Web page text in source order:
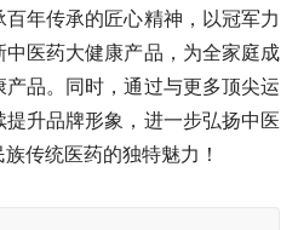
年传承的匠心精神，以冠军力
医药大健康产品，为全家庭成
品。同时，通过与更多顶尖运
升品牌形象，进一步弘扬中医
传统医药的独特魅力！